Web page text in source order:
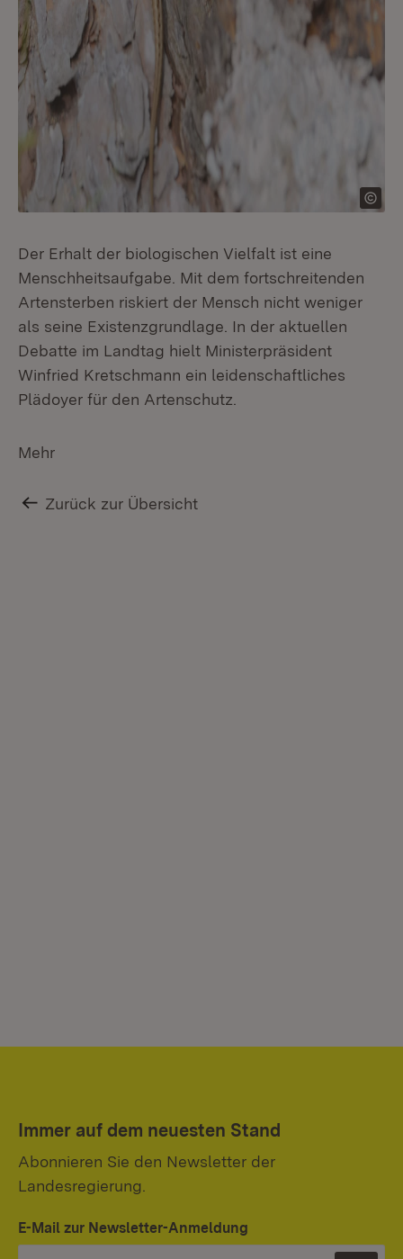
Der Erhalt der biologischen Vielfalt ist eine
Menschheitsaufgabe. Mit dem fortschreitenden
Artensterben riskiert der Mensch nicht weniger
als seine Existenzgrundlage. In der aktuellen
Debatte im Landtag hielt Ministerpräsident
Winfried Kretschmann ein leidenschaftliches
Plädoyer für den Artenschutz.
Mehr
Zurück zur Übersicht
Immer auf dem neuesten Stand
Abonnieren Sie den Newsletter der
Landesregierung.
E-Mail zur Newsletter-Anmeldung